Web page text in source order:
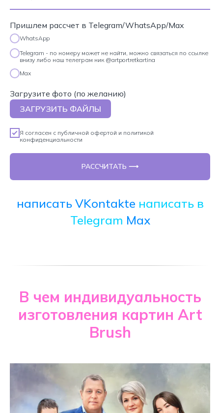
Пришлем рассчет в Telegram/WhatsApp/Max
WhatsApp
Telegram - по номеру может не найти, можно связаться по ссылке
внизу либо наш телеграм ник @artportretkartina
Max
Загрузите фото (по желанию)
ЗАГРУЗИТЬ ФАЙЛЫ
Я согласен с публичной офертой и политикой
конфиденциальности
РАССЧИТАТЬ ⟶
написать VKontakte написать в
Telegram Max
В чем индивидуальность
изготовления картин Art
Brush